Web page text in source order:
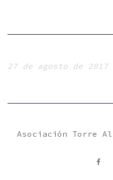
27 de agosto de 2017
Asociación Torre